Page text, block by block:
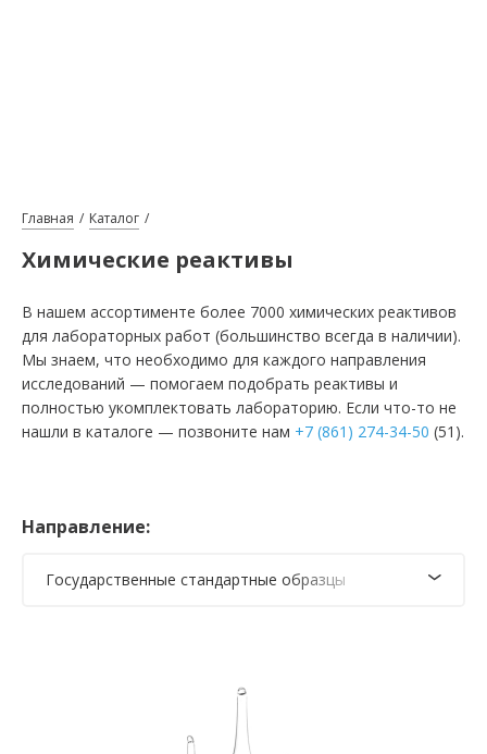
Главная Каталог
Химические реактивы
В нашем ассортименте более 7000 химических реактивов
для лабораторных работ (большинство всегда в наличии).
Мы знаем, что необходимо для каждого направления
исследований — помогаем подобрать реактивы и
полностью укомплектовать лабораторию. Если что-то не
нашли в каталоге — позвоните нам +7 (861) 274-34-50 (51).
Направление:
Государственные стандартные образцы